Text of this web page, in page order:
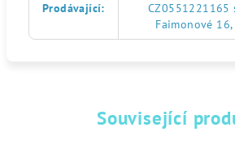
Prodávající:
CZ0551221165
Faimonové
Související